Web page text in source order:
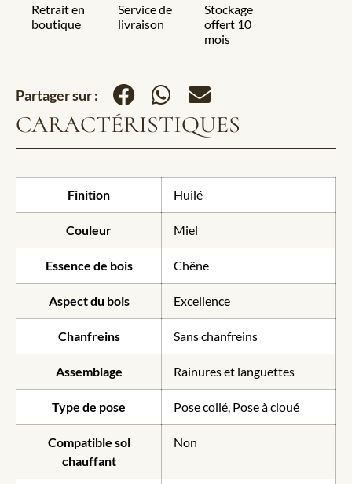
CARACTÉRISTIQUES
Finition Huilé
Couleur Miel
Essence de bois Chêne
Aspect du bois Excellence
Chanfreins Sans chanfreins
Assemblage Rainures et languettes
Type de pose Pose collé, Pose à cloué
Compatible sol
chauffant
Non
Retrait en
boutique
Service de
livraison
Stockage
offert 10
mois
Partager sur :